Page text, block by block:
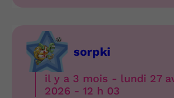
sorpki
il y a 3 mois - lundi 27
2026 - 12 h 03